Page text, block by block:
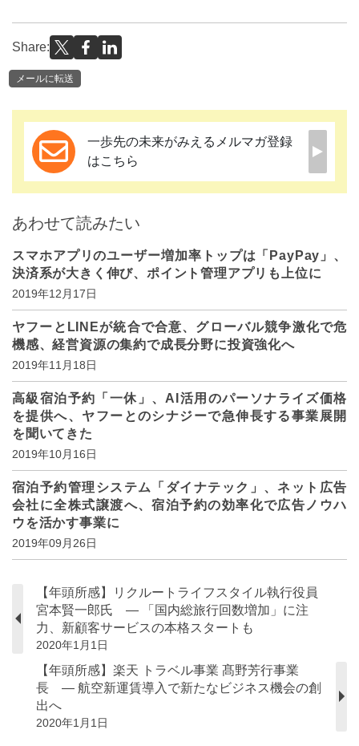
Share:
メールに転送
一歩先の未来がみえるメルマガ登録
はこちら
あわせて読みたい
スマホアプリのユーザー増加率トップは「PayPay」、
決済系が大きく伸び、ポイント管理アプリも上位に
2019年12月17日
ヤフーとLINEが統合で合意、グローバル競争激化で危
機感、経営資源の集約で成長分野に投資強化へ
2019年11月18日
高級宿泊予約「一休」、AI活用のパーソナライズ価格
を提供へ、ヤフーとのシナジーで急伸長する事業展開
を聞いてきた
2019年10月16日
宿泊予約管理システム「ダイナテック」、ネット広告
会社に全株式譲渡へ、宿泊予約の効率化で広告ノウハ
ウを活かす事業に
2019年09月26日
【年頭所感】リクルートライフスタイル執行役員
宮本賢一郎氏 ― 「国内総旅行回数増加」に注
力、新顧客サービスの本格スタートも
2020年1月1日
【年頭所感】楽天 トラベル事業 髙野芳行事業
長 ― 航空新運賃導入で新たなビジネス機会の創
出へ
2020年1月1日